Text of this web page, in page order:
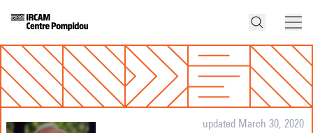
updated March 30, 2020